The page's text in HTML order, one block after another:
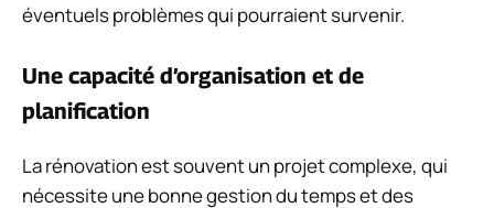
éventuels problèmes qui pourraient survenir.
Une capacité d’organisation et de
planification
La rénovation est souvent un projet complexe, qui
nécessite une bonne gestion du temps et des